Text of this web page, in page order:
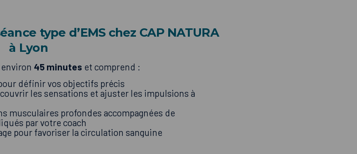
type d’EMS chez CAP NATURA
à Lyon
45 minutes et comprend :
définir vos objectifs précis
les sensations et ajuster les impulsions à
musculaires profondes accompagnées de
par votre coach
pour favoriser la circulation sanguine